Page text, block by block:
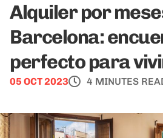
Alquiler por
Barcelona:
perfecto para
05 OCT 2023 4 MINUTES